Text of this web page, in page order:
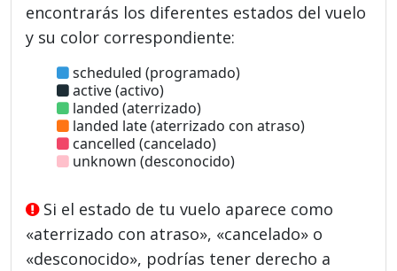
encontrarás los diferentes estados del vuelo
y su color correspondiente:
scheduled (programado)
active (activo)
landed (aterrizado)
landed late (aterrizado con atraso)
cancelled (cancelado)
unknown (desconocido)
Si el estado de tu vuelo aparece como
«aterrizado con atraso», «cancelado» o
«desconocido», podrías tener derecho a